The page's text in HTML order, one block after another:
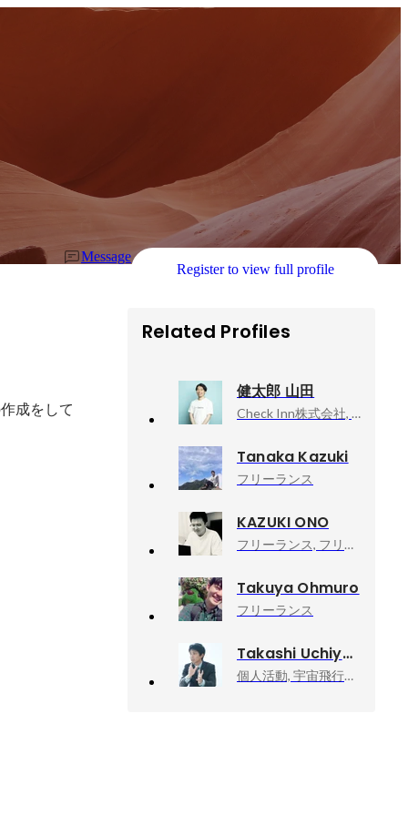
Message
Register to view full profile
成をして
Related Profiles
健太郎 山田
Check Inn株式会社, CEO
Tanaka Kazuki
フリーランス
KAZUKI ONO
フリーランス, フリーランス
Takuya Ohmuro
フリーランス
Takashi Uchiyama
個人活動, 宇宙飛行士挑戦エバンジェリスト